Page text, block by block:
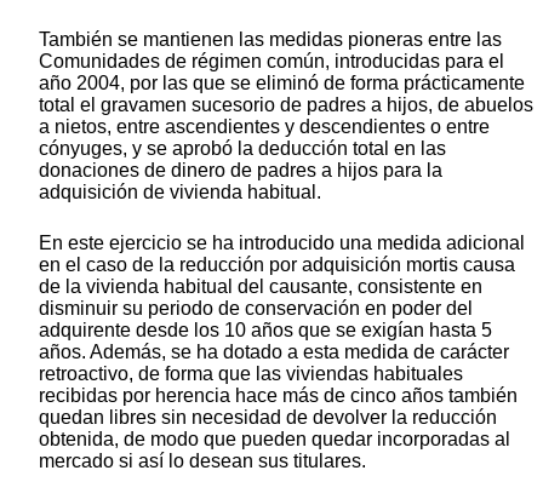
También se mantienen las medidas pioneras entre las
Comunidades de régimen común, introducidas para el
año 2004, por las que se eliminó de forma prácticamente
total el gravamen sucesorio de padres a hijos, de abuelos
a nietos, entre ascendientes y descendientes o entre
cónyuges, y se aprobó la deducción total en las
donaciones de dinero de padres a hijos para la
adquisición de vivienda habitual.
En este ejercicio se ha introducido una medida adicional
en el caso de la reducción por adquisición mortis causa
de la vivienda habitual del causante, consistente en
disminuir su periodo de conservación en poder del
adquirente desde los 10 años que se exigían hasta 5
años. Además, se ha dotado a esta medida de carácter
retroactivo, de forma que las viviendas habituales
recibidas por herencia hace más de cinco años también
quedan libres sin necesidad de devolver la reducción
obtenida, de modo que pueden quedar incorporadas al
mercado si así lo desean sus titulares.